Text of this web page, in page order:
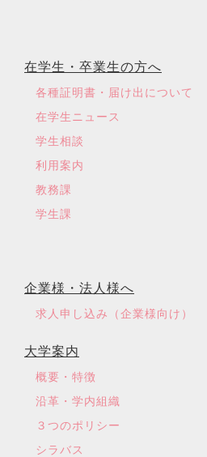
在学生・卒業生の方へ
各種証明書・届け出について
在学生ニュース
学生相談
利用案内
教務課
学生課
企業様・法人様へ
求人申し込み（企業様向け）
大学案内
概要・特徴
沿革・学内組織
３つのポリシー
シラバス